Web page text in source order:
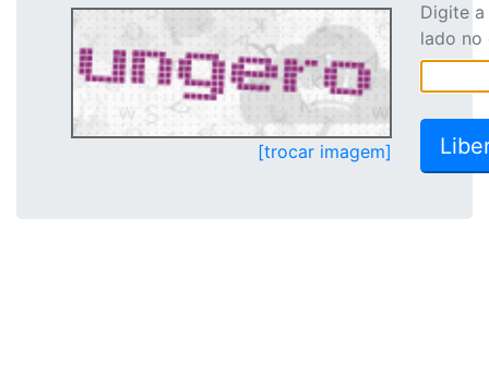
[trocar imagem]
Digite
lado no